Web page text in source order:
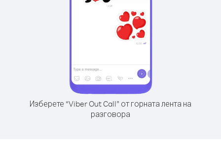
Изберете “Viber Out Call” от горната лента на
разговора